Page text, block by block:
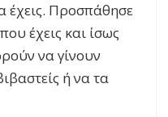
έχεις. Προσπάθησε
έχεις και ίσως
να γίνουν
ή να τα